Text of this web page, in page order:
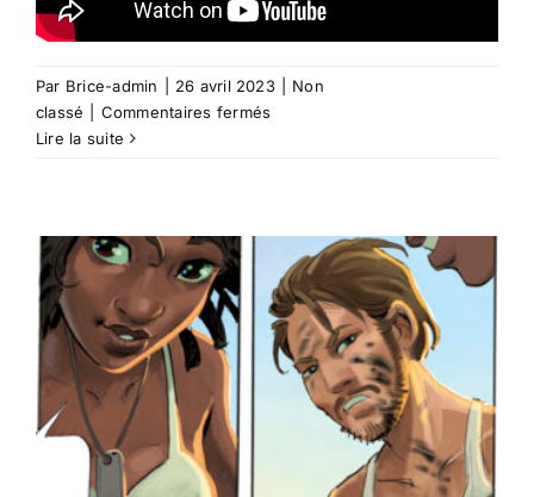
Par Brice-admin 26 avril 2023
Non
classé
Commentaires ferméssur
de
Lire la suite